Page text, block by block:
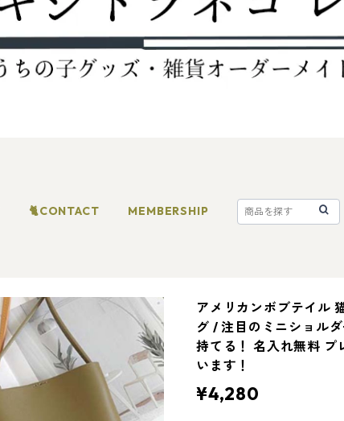
🐈CONTACT MEMBERSHIP
アメリカンボブテイル
グ / 注目のミニショル
持てる！ 名入れ無料 プ
います！
¥4,280